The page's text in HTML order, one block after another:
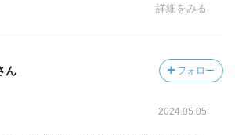
詳細をみる
ん フォロー
2024.05.05